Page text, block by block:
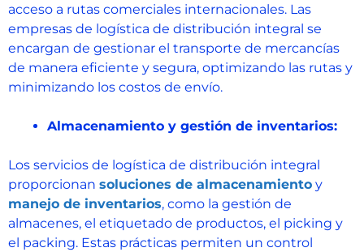
acceso a rutas comerciales internacionales. Las
empresas de logística de distribución integral se
encargan de gestionar el transporte de mercancías
de manera eficiente y segura, optimizando las rutas y
minimizando los costos de envío.
Almacenamiento y gestión de inventarios:
Los servicios de logística de distribución integral
proporcionan soluciones de almacenamiento y
manejo de inventarios, como la gestión de
almacenes, el etiquetado de productos, el picking y
el packing. Estas prácticas permiten un control